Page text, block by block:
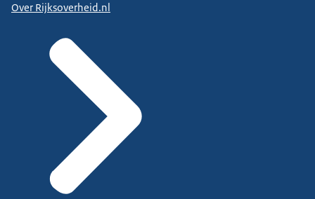
Over Rijksoverheid.nl